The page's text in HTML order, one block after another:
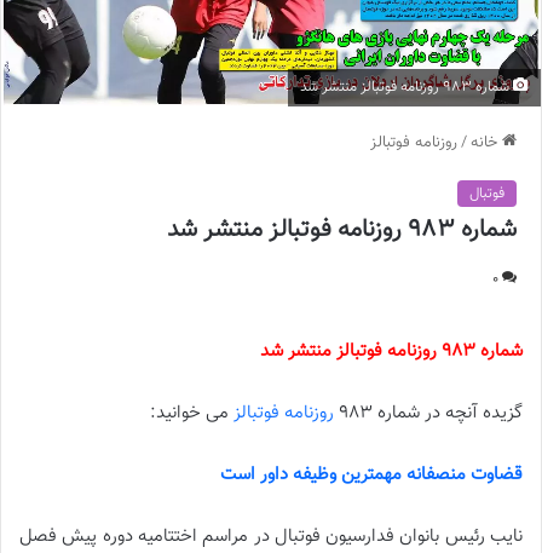
شماره 983 روزنامه فوتبالز منتشر شد
خانه/روزنامه فوتبالز
فوتبال
شماره 983 روزنامه فوتبالز منتشر شد
0
شماره 983 روزنامه فوتبالز منتشر شد
گزیده آنچه در شماره 983 روزنامه فوتبالز می خوانید:
قضاوت منصفانه مهمترین وظیفه داور است
نایب رئیس بانوان فدارسیون فوتبال در مراسم اختتامیه دوره پیش فصل